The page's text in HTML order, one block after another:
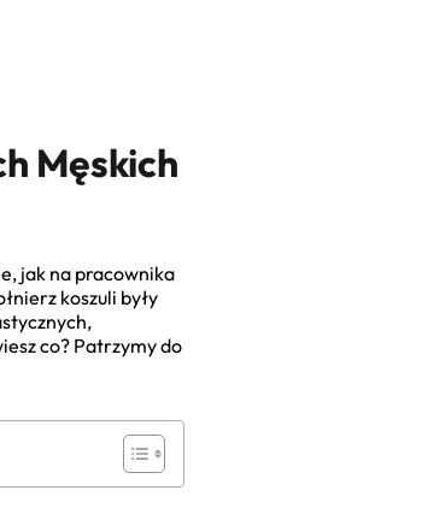
Męskich
jak na pracownika
koszuli były
co? Patrzymy do